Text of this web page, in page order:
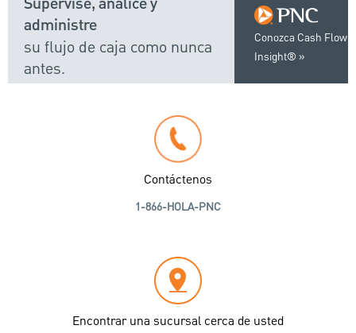
Conozca Cash Flow
Insight®
administre
su flujo de caja como nunca
antes.
Contáctenos
1-866-HOLA-PNC
Encontrar una sucursal cerca de usted